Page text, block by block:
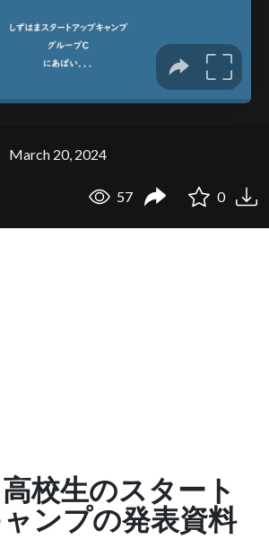
March 20, 2024
57 0
高校生のスタート
ンプの発表資料